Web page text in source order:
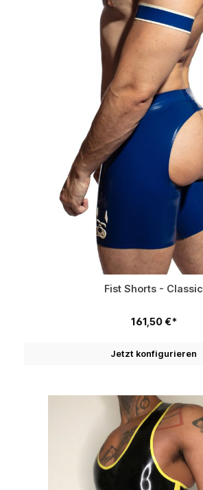
Fist Shorts - Classic
161,50 €*
Jetzt konfigurieren